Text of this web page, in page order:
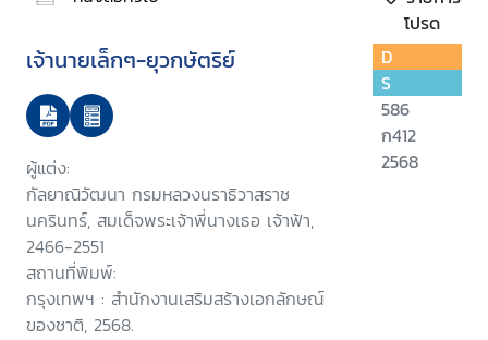
โปรด
เจ้านายเล็กๆ-ยุวกษัตริย์
ผู้แต่ง:
กัลยาณิวัฒนา กรมหลวงนราธิวาสราช
นครินทร์, สมเด็จพระเจ้าพี่นางเธอ เจ้าฟ้า,
2466-2551
สถานที่พิมพ์:
กรุงเทพฯ : สำนักงานเสริมสร้างเอกลักษณ์
ของชาติ, 2568.
D
S
586
ก412
2568